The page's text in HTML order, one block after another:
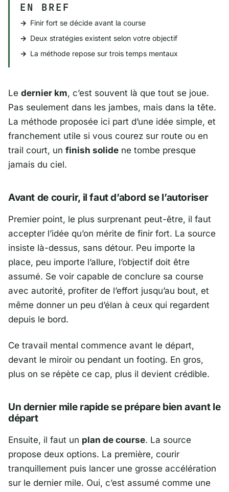
EN BREF
Finir fort se décide avant la course
Deux stratégies existent selon votre objectif
La méthode repose sur trois temps mentaux
Le dernier km, c’est souvent là que tout se joue.
Pas seulement dans les jambes, mais dans la tête.
La méthode proposée ici part d’une idée simple, et
franchement utile si vous courez sur route ou en
trail court, un finish solide ne tombe presque
jamais du ciel.
Avant de courir, il faut d’abord se l’autoriser
Premier point, le plus surprenant peut-être, il faut
accepter l’idée qu’on mérite de finir fort. La source
insiste là-dessus, sans détour. Peu importe la
place, peu importe l’allure, l’objectif doit être
assumé. Se voir capable de conclure sa course
avec autorité, profiter de l’effort jusqu’au bout, et
même donner un peu d’élan à ceux qui regardent
depuis le bord.
Ce travail mental commence avant le départ,
devant le miroir ou pendant un footing. En gros,
plus on se répète ce cap, plus il devient crédible.
Un dernier mile rapide se prépare bien avant le
départ
Ensuite, il faut un plan de course. La source
propose deux options. La première, courir
tranquillement puis lancer une grosse accélération
sur le dernier mile. Oui, c’est assumé comme une